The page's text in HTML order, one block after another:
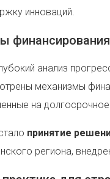
инноваций.
финансирования
анализ
механизмы
на
принятие
региона,